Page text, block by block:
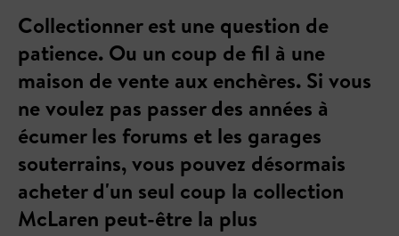
Collectionner est une question de
patience. Ou un coup de fil à une
maison de vente aux enchères. Si vous
ne voulez pas passer des années à
écumer les forums et les garages
souterrains, vous pouvez désormais
acheter d'un seul coup la collection
McLaren peut-être la plus